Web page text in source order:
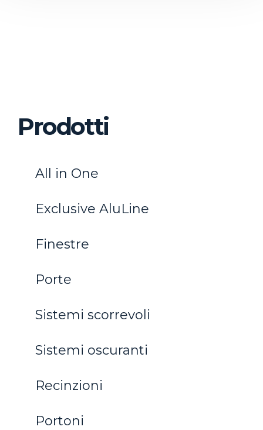
Prodotti
All in One
Exclusive AluLine
Finestre
Porte
Sistemi scorrevoli
Sistemi oscuranti
Recinzioni
Portoni